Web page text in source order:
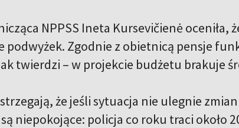
NPPSS Ineta Kursevičienė oceniła,
podwyżek. Zgodnie z obietnicą pensje
twierdzi – w projekcie budżetu brakuje
że jeśli sytuacja nie ulegnie
niepokojące: policja co roku traci około